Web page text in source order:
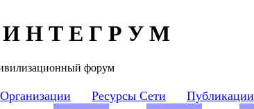
Н Т Е Г Р У М
форум
Организации Ресурсы Сети Публикации